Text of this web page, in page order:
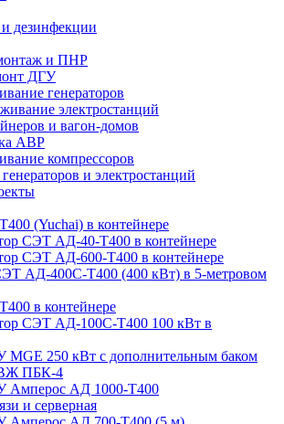
дезинфекции
и ПНР
ДГУ
генераторов
электростанций
и вагон-домов
АВР
компрессоров
и электростанций
(Yuchai) в контейнере
СЭТ АД-40-Т400 в контейнере
СЭТ АД-600-Т400 в контейнере
АД-400С-Т400 (400 кВт) в 5-метровом
в контейнере
СЭТ АД-100С-Т400 100 кВт в
MGE 250 кВт с дополнительным баком
ПБК-4
Амперос АД 1000-Т400
и серверная